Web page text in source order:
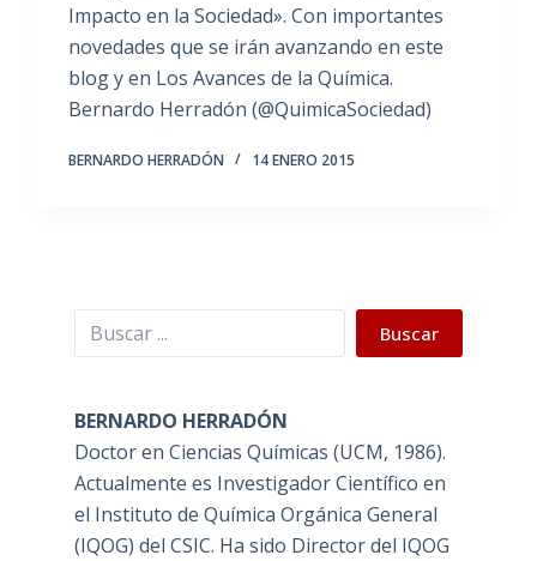
Impacto en la Sociedad». Con importantes
novedades que se irán avanzando en este
blog y en Los Avances de la Química.
Bernardo Herradón (@QuimicaSociedad)
BERNARDO HERRADÓN 14 ENERO 2015
Buscar Buscar
BERNARDO HERRADÓN
Doctor en Ciencias Químicas (UCM, 1986).
Actualmente es Investigador Científico en
el Instituto de Química Orgánica General
(IQOG) del CSIC. Ha sido Director del IQOG